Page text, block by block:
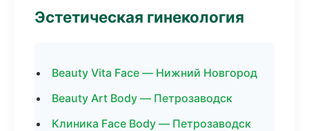
Эстетическая гинекология
Beauty Vita Face — Нижний Новгород
Beauty Art Body — Петрозаводск
Клиника Face Body — Петрозаводск